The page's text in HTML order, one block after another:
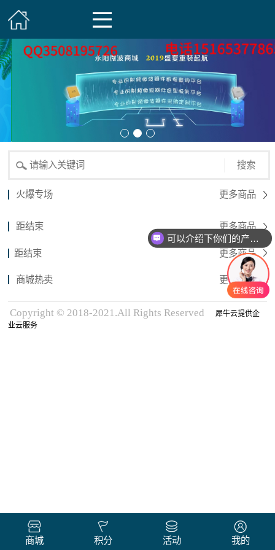
搜索
火爆专场 更多商品
距结束 更多商品
距结束 更多商品
商城热卖 更多商品
Copyright © 2018-2021.All Rights Reserved
犀牛云提供企
业云服务
商城 积分 活动 我的